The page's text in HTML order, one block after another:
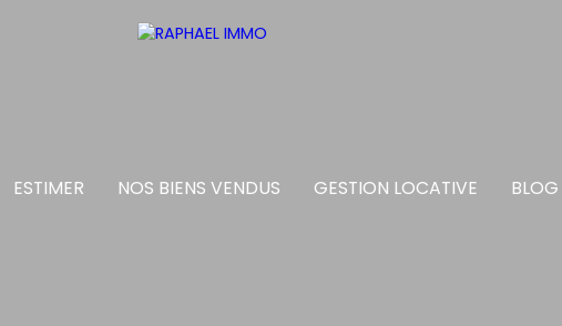
ESTIMER NOS BIENS VENDUS GESTION LOCATIVE BLOG